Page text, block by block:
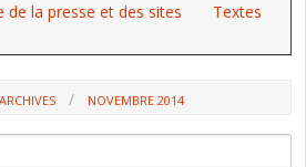
de la presse et des sites
Textes
ARCHIVES NOVEMBRE 2014